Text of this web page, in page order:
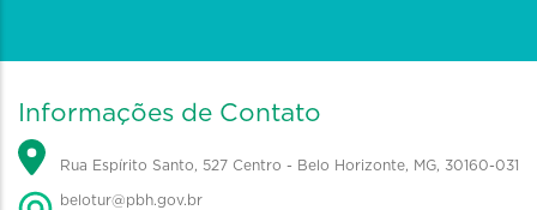
Informações de Contato
Rua Espírito Santo, 527 Centro - Belo Horizonte, MG, 30160-031
belotur@pbh.gov.br